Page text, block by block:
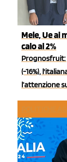
Mele, Ue ai
calo al 2%
Prognosfruit:
(-16%),
l’attenzione